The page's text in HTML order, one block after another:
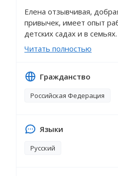
Елена отзывчивая,
привычек, имеет опыт
детских садах и в
специальное
воспитатель. Выполняет
поручениям родителей.
методику от рождения
свободное время
Читать полностью
Гражданство
Российская Федерация
Языки
Русский